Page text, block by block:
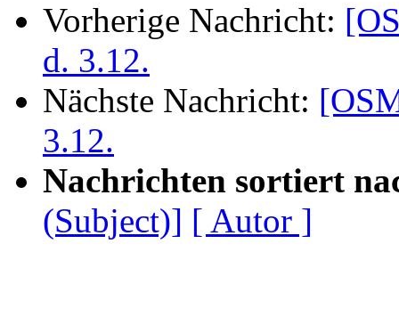
Vorherige Nachricht:
d. 3.12.
Nächste Nachricht:
3.12.
Nachrichten sortiert
(Subject)] [ Autor ]